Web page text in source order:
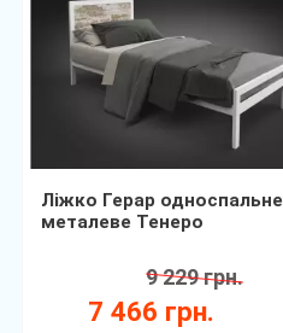
Ліжко Герар односпальне
металеве Тенеро
7 466 грн.
9 229 грн.